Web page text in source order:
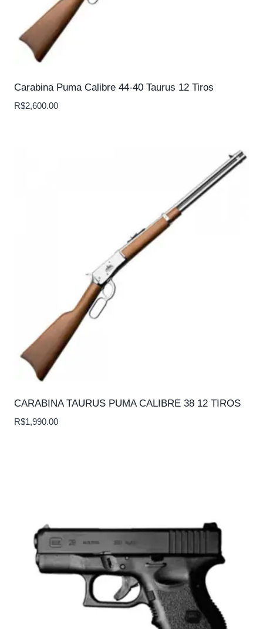
Carabina Puma Calibre 44-40 Taurus 12 Tiros
R$2,600.00
CARABINA TAURUS PUMA CALIBRE 38 12 TIROS
R$1,990.00